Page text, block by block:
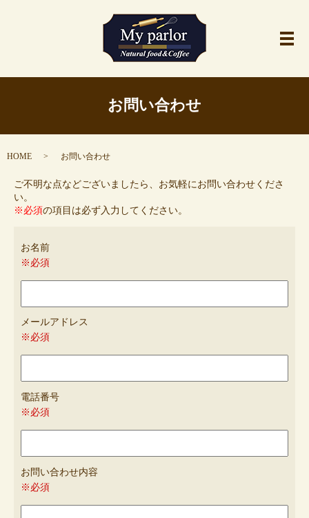
メ
お問い合わせ
HOME お問い合わせ
ご不明な点などございましたら、お気軽にお問い合わせくださ
い。
※必須の項目は必ず入力してください。
お名前
※必須
メールアドレス
※必須
電話番号
※必須
お問い合わせ内容
※必須